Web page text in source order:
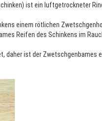
ist ein luftgetrockneter
einem rötlichen
Reifen des Schinkens im
daher ist der Zwetschgenbames